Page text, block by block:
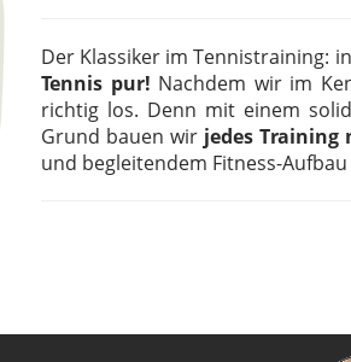
Der Klassiker im Tennistraining:
Tennis pur! Nachdem wir im
richtig los. Denn mit einem
Grund bauen wir jedes Training
und begleitendem Fitness-